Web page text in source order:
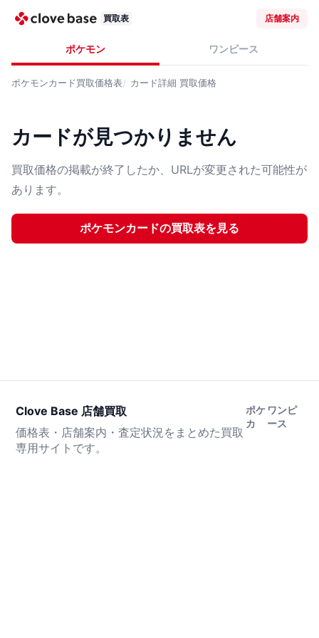
買取表 店舗案内
ポケモン ワンピース
ポケモンカード買取価格表 カード詳細 買取価格
カードが見つかりません
買取価格の掲載が終了したか、URLが変更された可能性が
あります。
ポケモンカードの買取表を見る
Clove Base 店舗買取
価格表・店舗案内・査定状況をまとめた買取
専用サイトです。
ポケ
カ
ワンピ
ース